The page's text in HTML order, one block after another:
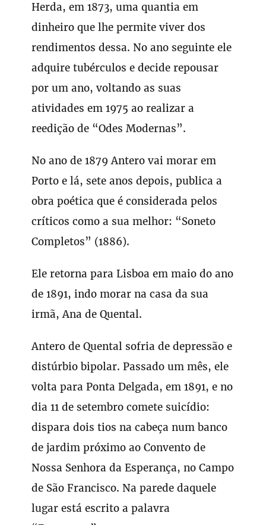
Herda, em 1873, uma quantia em
dinheiro que lhe permite viver dos
rendimentos dessa. No ano seguinte ele
adquire tubérculos e decide repousar
por um ano, voltando as suas
atividades em 1975 ao realizar a
reedição de “Odes Modernas”.
No ano de 1879 Antero vai morar em
Porto e lá, sete anos depois, publica a
obra poética que é considerada pelos
críticos como a sua melhor: “Soneto
Completos” (1886).
Ele retorna para Lisboa em maio do ano
de 1891, indo morar na casa da sua
irmã, Ana de Quental.
Antero de Quental sofria de depressão e
distúrbio bipolar. Passado um mês, ele
volta para Ponta Delgada, em 1891, e no
dia 11 de setembro comete suicídio:
dispara dois tios na cabeça num banco
de jardim próximo ao Convento de
Nossa Senhora da Esperança, no Campo
de São Francisco. Na parede daquele
lugar está escrito a palavra